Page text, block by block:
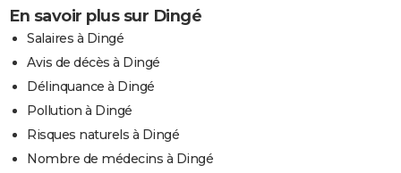
En savoir plus sur Dingé
Salaires à Dingé
Avis de décès à Dingé
Délinquance à Dingé
Pollution à Dingé
Risques naturels à Dingé
Nombre de médecins à Dingé